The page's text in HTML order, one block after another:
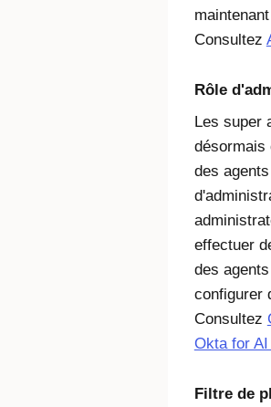
Consultez
Rôle
Les super
désormais
des
effectuer
des
configurer
Consultez
Okta for
Filtre de